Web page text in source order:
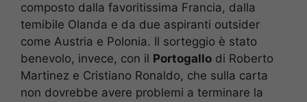
composto dalla favoritissima Francia, dalla
temibile Olanda e da due aspiranti outsider
come Austria e Polonia. Il sorteggio è stato
benevolo, invece, con il Portogallo di Roberto
Martinez e Cristiano Ronaldo, che sulla carta
non dovrebbe avere problemi a terminare la